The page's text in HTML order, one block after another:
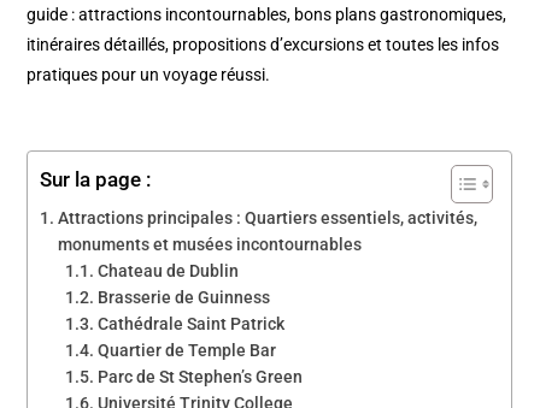
guide : attractions incontournables, bons plans gastronomiques,
itinéraires détaillés, propositions d’excursions et toutes les infos
pratiques pour un voyage réussi.
Sur la page :
Attractions principales : Quartiers essentiels, activités,
monuments et musées incontournables
Chateau de Dublin
Brasserie de Guinness
Cathédrale Saint Patrick
Quartier de Temple Bar
Parc de St Stephen’s Green
Université Trinity College